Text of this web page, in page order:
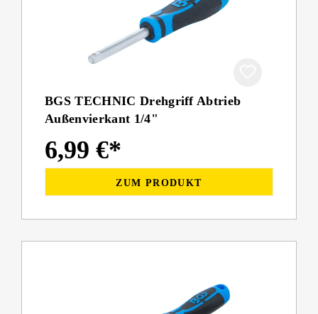
BGS TECHNIC Drehgriff Abtrieb
Außenvierkant 1/4"
6,99 €*
ZUM PRODUKT